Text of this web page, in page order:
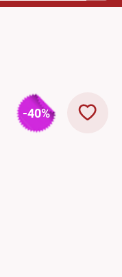
-40%